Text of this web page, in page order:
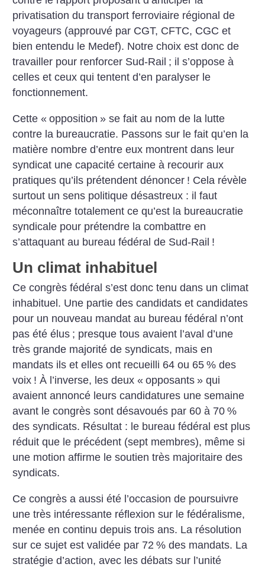
privatisation du transport ferroviaire régional de
voyageurs (approuvé par CGT, CFTC, CGC et
bien entendu le Medef). Notre choix est donc de
travailler pour renforcer Sud-Rail ; il s’oppose à
celles et ceux qui tentent d’en paralyser le
fonctionnement.
Cette « opposition » se fait au nom de la lutte
contre la bureaucratie. Passons sur le fait qu’en la
matière nombre d’entre eux montrent dans leur
syndicat une capacité certaine à recourir aux
pratiques qu’ils prétendent dénoncer ! Cela révèle
surtout un sens politique désastreux : il faut
méconnaître totalement ce qu’est la bureaucratie
syndicale pour prétendre la combattre en
s’attaquant au bureau fédéral de Sud-Rail !
Un climat inhabituel
Ce congrès fédéral s’est donc tenu dans un climat
inhabituel. Une partie des candidats et candidates
pour un nouveau mandat au bureau fédéral n’ont
pas été élus ; presque tous avaient l’aval d’une
très grande majorité de syndicats, mais en
mandats ils et elles ont recueilli 64 ou 65 % des
voix ! À l’inverse, les deux « opposants » qui
avaient annoncé leurs candidatures une semaine
avant le congrès sont désavoués par 60 à 70 %
des syndicats. Résultat : le bureau fédéral est plus
réduit que le précédent (sept membres), même si
une motion affirme le soutien très majoritaire des
syndicats.
Ce congrès a aussi été l’occasion de poursuivre
une très intéressante réflexion sur le fédéralisme,
menée en continu depuis trois ans. La résolution
sur ce sujet est validée par 72 % des mandats. La
stratégie d’action, avec les débats sur l’unité